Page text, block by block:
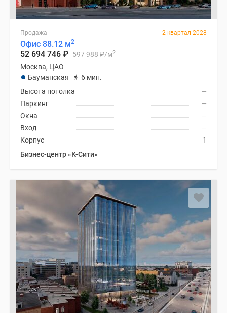
Продажа 2 квартал 2028
Офис 88.12 м2
52 694 746 ₽ 597 988 ₽/м2
Москва, ЦАО
Бауманская
6 мин.
—
Высота потолка
—
Паркинг
—
Окна
—
Вход
1
Корпус
Бизнес-центр «К-Сити»